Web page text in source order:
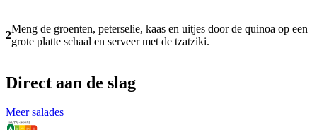
2
Meng de groenten, peterselie, kaas en uitjes door de quinoa op een
grote platte schaal en serveer met de tzatziki.
Direct aan de slag
Meer salades